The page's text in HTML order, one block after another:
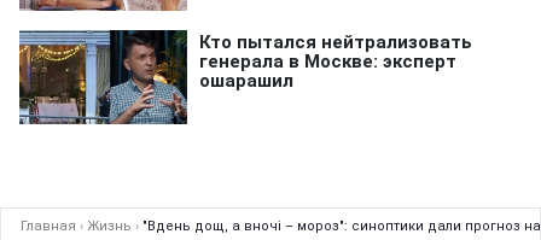
Главная › Жизнь › "Вдень дощ, а вночі – мороз": синоптики дали прогноз